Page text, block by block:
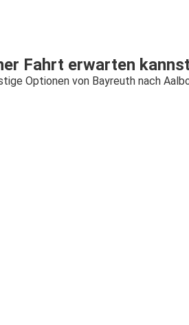
Fahrt erwarten kannst
Optionen von Bayreuth nach